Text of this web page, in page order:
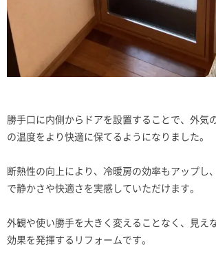
勝手口に内側からドアを設置することで、外気
の温度をより快適に保てるようになりました。
断熱性の向上により、冷暖房の効率もアップし
で静かさや快適さを実感していただけます。
外観や使い勝手を大きく変えることなく、見え
効果を発揮するリフォームです。